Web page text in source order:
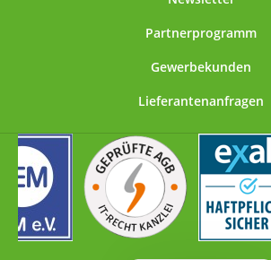
Partnerprogramm
Gewerbekunden
Lieferantenanfragen